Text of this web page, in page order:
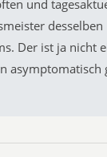
und
desselben
Der ist ja nicht
asymptomatisch